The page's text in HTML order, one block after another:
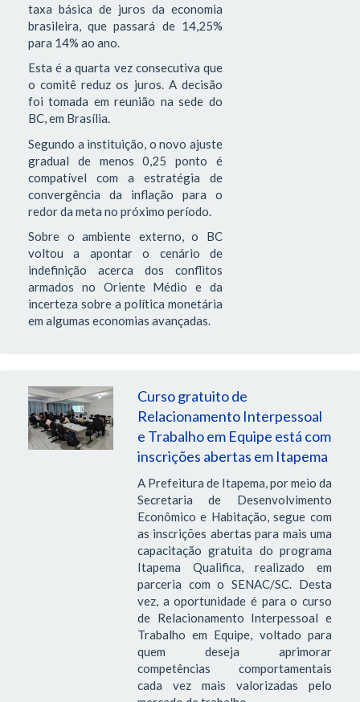
taxa básica de juros da economia
brasileira, que passará de 14,25%
para 14% ao ano.
Esta é a quarta vez consecutiva que
o comitê reduz os juros. A decisão
foi tomada em reunião na sede do
BC, em Brasília.
Segundo a instituição, o novo ajuste
gradual de menos 0,25 ponto é
compatível com a estratégia de
convergência da inflação para o
redor da meta no próximo período.
Sobre o ambiente externo, o BC
voltou a apontar o cenário de
indefinição acerca dos conflitos
armados no Oriente Médio e da
incerteza sobre a política monetária
em algumas economias avançadas.
Curso gratuito de
Relacionamento Interpessoal
e Trabalho em Equipe está com
inscrições abertas em Itapema
A Prefeitura de Itapema, por meio da
Secretaria de Desenvolvimento
Econômico e Habitação, segue com
as inscrições abertas para mais uma
capacitação gratuita do programa
Itapema Qualifica, realizado em
parceria com o SENAC/SC. Desta
vez, a oportunidade é para o curso
de Relacionamento Interpessoal e
Trabalho em Equipe, voltado para
quem deseja aprimorar
competências comportamentais
cada vez mais valorizadas pelo